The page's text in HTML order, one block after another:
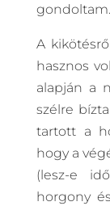
gondoltam.
A
hasznos
alapján a
szélre
tartott a
hogy a
(lesz-e
horgony